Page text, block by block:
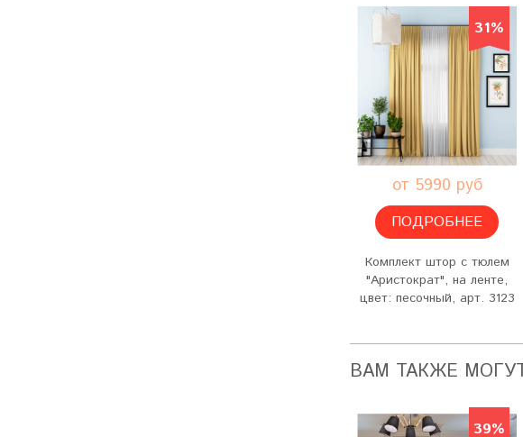
31%
от 5990 руб
ПОДРОБНЕЕ
Комплект штор с тюлем
"Аристократ", на ленте,
цвет: песочный, арт. 3123
ВАМ ТАКЖЕ
39%